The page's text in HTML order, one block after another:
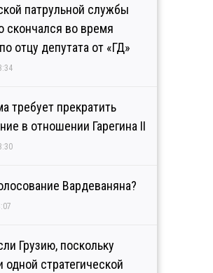
патрульной службы
скончался во время
отцу депутата от «ГД»
требует прекратить
в отношении Гарегина II
Вардеваняна?
Грузию, поскольку
стратегической